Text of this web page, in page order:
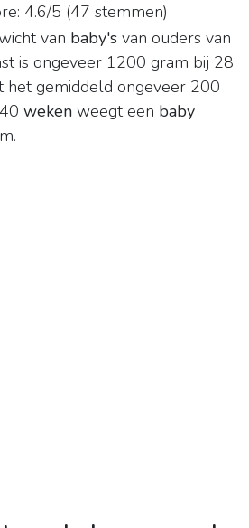
4.6/5 (47 stemmen)
van baby's van ouders van
is ongeveer 1200 gram bij 28
het gemiddeld ongeveer 200
weken weegt een baby